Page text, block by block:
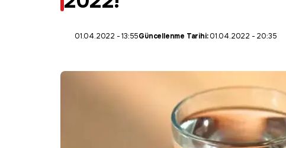
01.04.2022 - 13:55Güncellenme Tarihi:01.04.2022 - 20:35